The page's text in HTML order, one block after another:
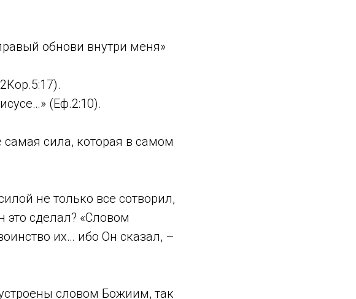
обнови внутри меня»
(Еф.2:10).
сила, которая в самом
не только все сотворил,
это сделал? «Словом
их… ибо Он сказал, –
словом Божиим, так